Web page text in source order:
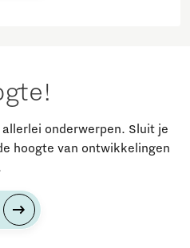
onderwerpen. Sluit je
hoogte van ontwikkelingen